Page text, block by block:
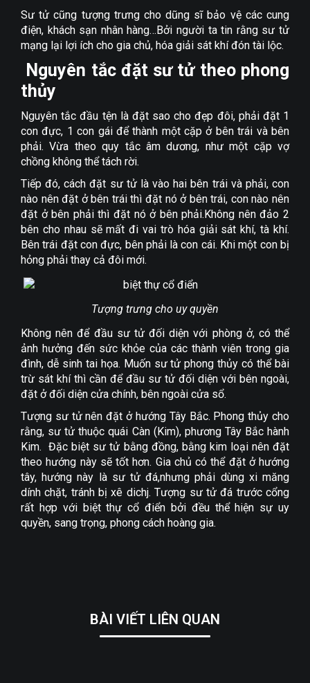
Sư tử cũng tượng trưng cho dũng sĩ bảo vệ các cung
điện, khách sạn nhân hàng…Bởi người ta tin rằng sư tử
mạng lại lợi ích cho gia chủ, hóa giải sát khí đón tài lộc.
Nguyên tắc đặt sư tử theo phong
thủy
Nguyên tắc đầu tện là đặt sao cho đẹp đôi, phải đặt 1
con đực, 1 con gái để thành một cặp ở bên trái và bên
phải. Vừa theo quy tắc âm dương, như một cặp vợ
chồng không thể tách rời.
Tiếp đó, cách đặt sư tử là vào hai bên trái và phải, con
nào nên đặt ở bên trái thì đặt nó ở bên trái, con nào nên
đặt ở bên phải thì đặt nó ở bên phải.Không nên đảo 2
bên cho nhau sẽ mất đi vai trò hóa giải sát khí, tà khí.
Bên trái đặt con đực, bên phải là con cái. Khi một con bị
hỏng phải thay cả đôi mới.
Tượng trưng cho uy quyền
Không nên để đầu sư tử đối diện với phòng ở, có thể
ảnh hưởng đến sức khỏe của các thành viên trong gia
đình, dễ sinh tai họa. Muốn sư tử phong thủy có thể bài
trừ sát khí thì cần để đầu sư tử đối diện với bên ngoài,
đặt ở đối diện cửa chính, bên ngoài cửa sổ.
Tượng sư tử nên đặt ở hướng Tây Bắc. Phong thủy cho
rằng, sư tử thuộc quái Càn (Kim), phương Tây Bắc hành
Kim. Đặc biệt sư tử bằng đồng, bằng kim loại nên đặt
theo hướng này sẽ tốt hơn. Gia chủ có thể đặt ở hướng
tây, hướng này là sư tử đá,nhưng phải dùng xi măng
dính chặt, tránh bị xê dichj. Tượng sư tử đá trước cổng
rất hợp với biệt thự cổ điển bởi đều thể hiện sự uy
quyền, sang trọng, phong cách hoàng gia.
BÀI VIẾT LIÊN QUAN